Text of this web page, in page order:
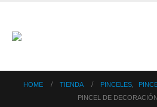
HOME TIENDA PINCELES
PINCEL DE